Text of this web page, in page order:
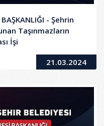
- Şehrin
Taşınmazların
İşi
21.03.2024